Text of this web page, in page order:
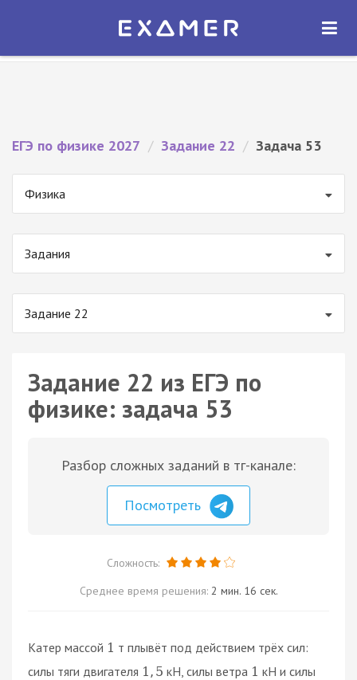
Экзамер — ЕГЭ 2027
ОТКРЫТЬ
ЕГЭ по физике 2027 / Задание 22 / Задача 53
Физика
Задания
Задание 22
Задание 22 из ЕГЭ по
физике: задача 53
Разбор сложных заданий в тг-канале:
Посмотреть
Сложность:
Среднее время решения: 2 мин. 16 сек.
Катер массой 1 т плывёт под действием трёх сил:
силы тяги двигателя 1 , 5 кН, силы ветра 1 кН и силы